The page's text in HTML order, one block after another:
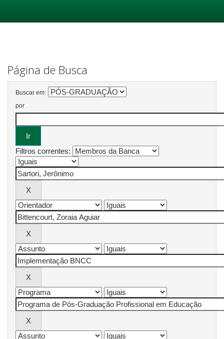
Página de Busca
Buscar em:
por
Filtros correntes: